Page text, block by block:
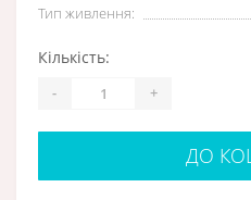
Тип живлення:
Кількість:
- +
ДО